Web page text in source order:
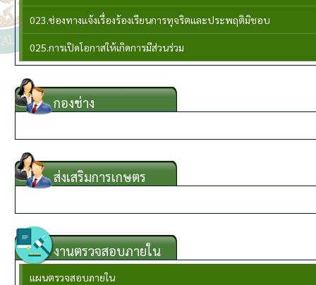
023.ช่องทางแจ้งเรื่องร้องเรียนการทุจริตและประพฤติมิชอบ
025.การเปิดโอกาสให้เกิดการมีส่วนร่วม
กองช่าง
ส่งเสริมการเกษตร
งานตรวจสอบภายใน
แผนตรวจสอบภายใน